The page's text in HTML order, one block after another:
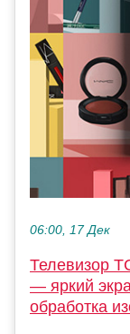
06:00, 17 Дек
Телевизор
— яркий
обработка